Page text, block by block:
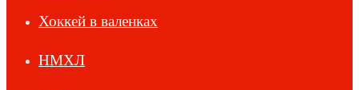
Хоккей в валенках
НМХЛ